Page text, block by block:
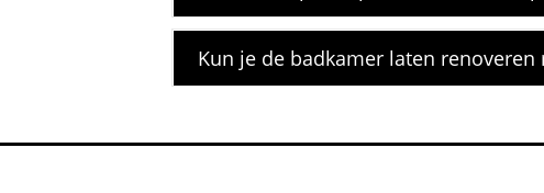
Kun je de badkamer laten